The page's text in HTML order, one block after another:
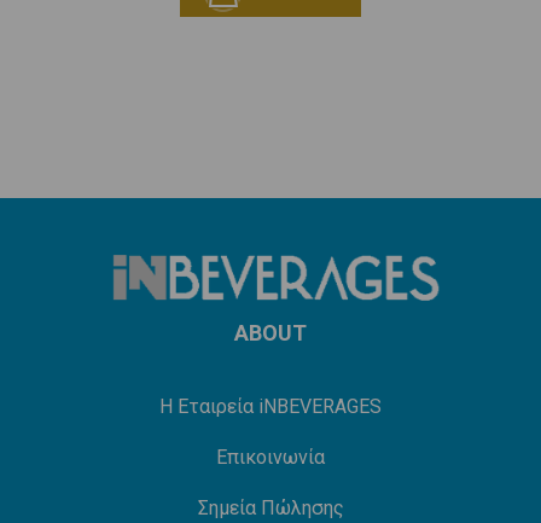
ABOUT
Η Εταιρεία iNBEVERAGES
Επικοινωνία
Σημεία Πώλησης